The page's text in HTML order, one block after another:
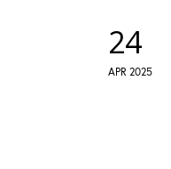
24
APR 2025